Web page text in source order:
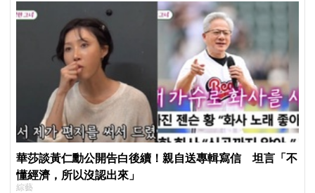
華莎談黃仁勳公開告白後續！親自送專輯寫信 坦言「不
懂經濟，所以沒認出來」
綜藝